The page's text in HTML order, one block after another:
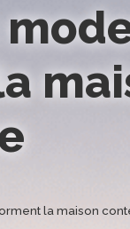
la maison